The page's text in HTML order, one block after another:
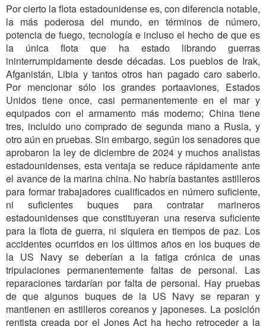
Por cierto la flota estadounidense es, con diferencia notable,
la más poderosa del mundo, en términos de número,
potencia de fuego, tecnología e incluso el hecho de que es
la única flota que ha estado librando guerras
ininterrumpidamente desde décadas. Los pueblos de Irak,
Afganistán, Libia y tantos otros han pagado caro saberlo.
Por mencionar sólo los grandes portaaviones, Estados
Unidos tiene once, casi permanentemente en el mar y
equipados con el armamento más moderno; China tiene
tres, incluido uno comprado de segunda mano a Rusia, y
otro aún en pruebas. Sin embargo, según los senadores que
aprobaron la ley de diciembre de 2024 y muchos analistas
estadounidenses, esta ventaja se reduce rápidamente ante
el avance de la marina china. No habría bastantes astilleros
para formar trabajadores cualificados en número suficiente,
ni suficientes buques para contratar marineros
estadounidenses que constituyeran una reserva suficiente
para la flota de guerra, ni siquiera en tiempos de paz. Los
accidentes ocurridos en los últimos años en los buques de
la US Navy se deberían a la fatiga crónica de unas
tripulaciones permanentemente faltas de personal. Las
reparaciones tardarían por falta de personal. Hay pruebas
de que algunos buques de la US Navy se reparan y
mantienen en astilleros coreanos y japoneses. La posición
rentista creada por el Jones Act ha hecho retroceder a la